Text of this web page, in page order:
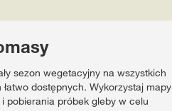
sezon wegetacyjny na wszystkich
dostępnych. Wykorzystaj mapy
pobierania próbek gleby w celu